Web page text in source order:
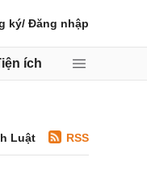
ký/ Đăng nhập
ích
Luật RSS